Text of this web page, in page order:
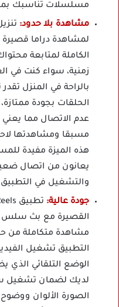
مسلسلات تناسبك
مشاهدة بلا حدود:
لمشاهدة دراما
الكاملة لمتابعة
زمنية، سواء كنت في
بالراحة في المنزل
الحلقات بجودة
عدم الاتصال مما يعني
مسبقا ومشاهدتها
هذه الميزة مفيدة
يعانون من اتصال
والتشغيل في
جودة عالية:
القصيرة مع بث سلس
مشاهدة متكاملة من
الوضع التلقائي
لديك لضمان تشغيل
الصورة الألوان